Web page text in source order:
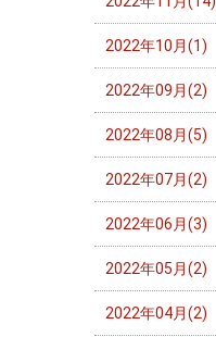
2022年10月(1)
2022年09月(2)
2022年08月(5)
2022年07月(2)
2022年06月(3)
2022年05月(2)
2022年04月(2)